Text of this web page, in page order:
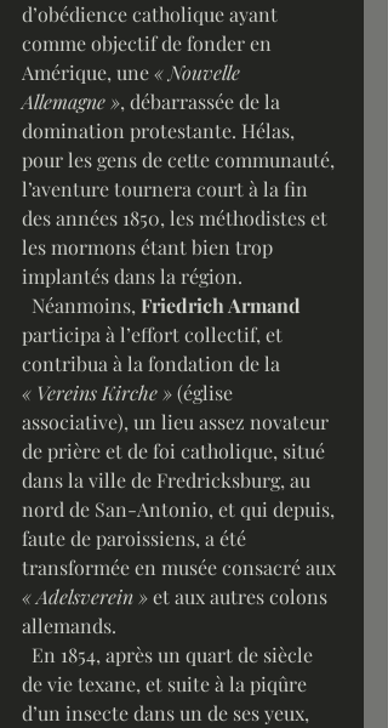
d’obédience catholique ayant
comme objectif de fonder en
Amérique, une « Nouvelle
Allemagne », débarrassée de la
domination protestante. Hélas,
pour les gens de cette communauté,
l’aventure tournera court à la fin
des années 1850, les méthodistes et
les mormons étant bien trop
implantés dans la région.
  Néanmoins,
Friedrich Armand
participa à l’effort collectif, et
contribua à la fondation de la
« Vereins Kirche » (église
associative), un lieu assez novateur
de prière et de foi catholique, situé
dans la ville de Fredricksburg, au
nord de San-Antonio, et qui depuis,
faute de paroissiens, a été
transformée en musée consacré aux
« Adelsverein » et aux autres colons
allemands.
de vie texane, et suite à la piqûre
d’un insecte dans un de ses yeux,